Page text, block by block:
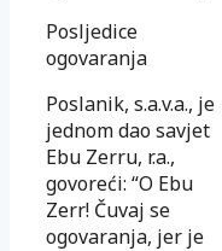
Posljedice
ogovaranja
Poslanik, s.a.v.a., je
jednom dao savjet
Ebu Zerru, r.a.,
govoreći: “O Ebu
Zerr! Čuvaj se
ogovaranja, jer je